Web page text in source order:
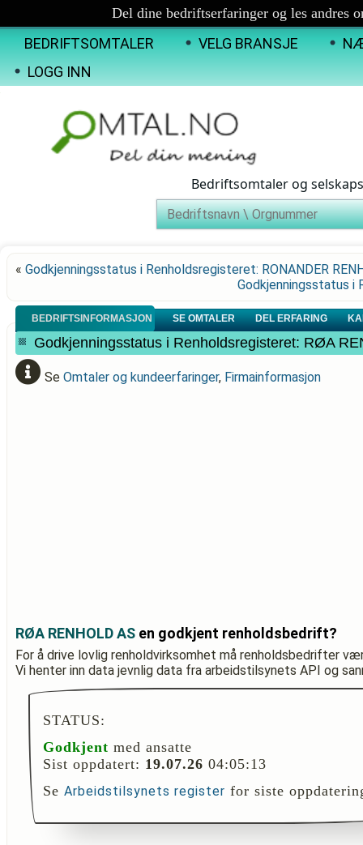
Del dine bedriftserfaringer og les andres
BEDRIFTSOMTALER VELG BRANSJE
LOGG INN
Bedriftsomtaler og
« Godkjenningsstatus i Renholdsregisteret: RONANDER
Godkjenningsstatus i
BEDRIFTSINFORMASJON SE OMTALER DEL ERFARING
Godkjenningsstatus i Renholdsregisteret: RØA
Se Omtaler og kundeerfaringer, Firmainformasjon
RØA RENHOLD AS en godkjent renholdsbedrift?
For å drive lovlig renholdvirksomhet må renholdsbedrifter
Vi henter inn data jevnlig data fra arbeidstilsynets API og
STATUS:
Godkjent med ansatte
Sist oppdatert: 19.07.26 04:05:13
Se Arbeidstilsynets register for siste